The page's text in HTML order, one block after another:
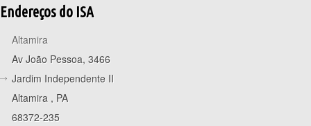
Endereços do ISA
Altamira
Av João Pessoa, 3466
Jardim Independente II
Altamira , PA
68372-235